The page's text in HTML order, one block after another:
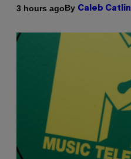
3 hours agoBy Caleb Catlin